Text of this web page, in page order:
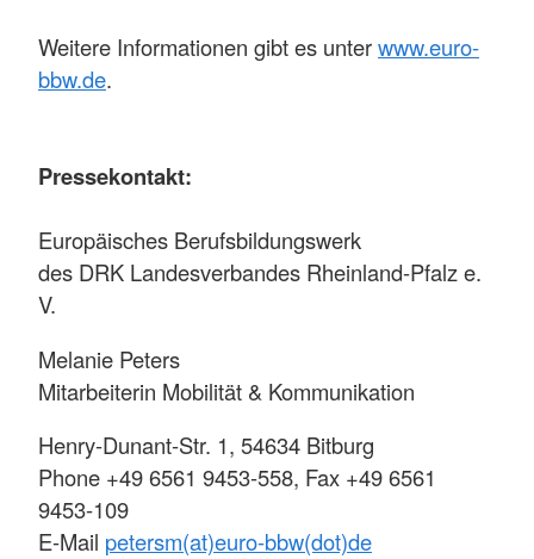
Weitere Informationen gibt es unterwww.euro-
bbw.de.
Pressekontakt:
Europäisches Berufsbildungswerk
des DRK Landesverbandes Rheinland-Pfalz e.
V.
Melanie Peters
Mitarbeiterin Mobilität & Kommunikation
Henry-Dunant-Str. 1, 54634 Bitburg
Phone +49 6561 9453-558, Fax +49 6561
9453-109
E-Mail petersm(at)euro-bbw(dot)de